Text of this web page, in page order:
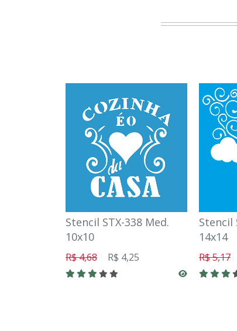
Stencil STX-338 Med.
10x10
R$ 4,68 R$ 4,25
Stencil
14x14
R$ 5,17